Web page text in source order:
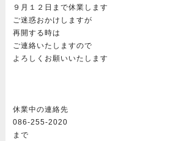
９月１２日まで休業します
ご迷惑おかけしますが
再開する時は
ご連絡いたしますので
よろしくお願いいたします
休業中の連絡先
086-255-2020
まで